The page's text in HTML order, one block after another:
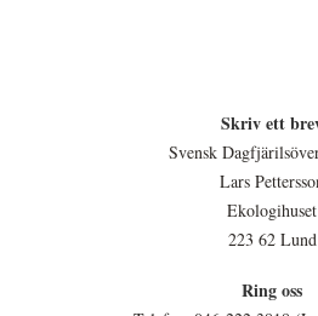
Skriv ett
Svensk
Lars
Ekologihuset
223 62 Lund
Ring oss